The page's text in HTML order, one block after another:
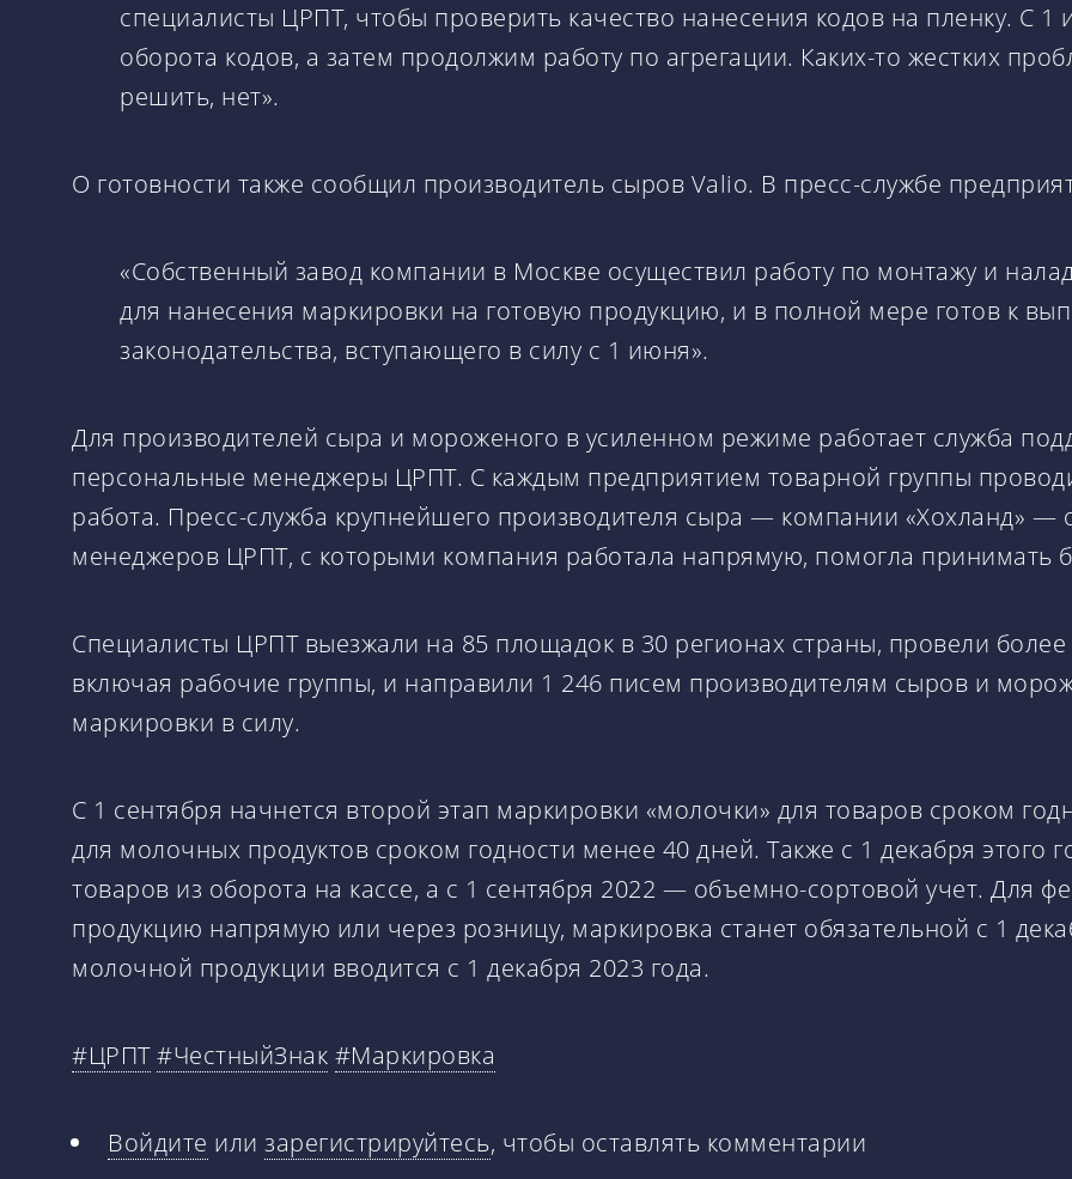
специалисты ЦРПТ, чтобы проверить качество нанесения кодов на пленку. С 1
оборота кодов, а затем продолжим работу по агрегации. Каких-то жестких
решить, нет».
О готовности также сообщил производитель сыров Valio. В пресс-службе
«Собственный завод компании в Москве осуществил работу по монтажу и
для нанесения маркировки на готовую продукцию, и в полной мере готов к
законодательства, вступающего в силу с 1 июня».
Для производителей сыра и мороженого в усиленном режиме работает служба
персональные менеджеры ЦРПТ. С каждым предприятием товарной группы
работа. Пресс-служба крупнейшего производителя сыра — компании «Хохланд» —
менеджеров ЦРПТ, с которыми компания работала напрямую, помогла принимать
Специалисты ЦРПТ выезжали на 85 площадок в 30 регионах страны, провели
включая рабочие группы, и направили 1 246 писем производителям сыров и
маркировки в силу.
С 1 сентября начнется второй этап маркировки «молочки» для товаров сроком
для молочных продуктов сроком годности менее 40 дней. Также с 1 декабря этого
товаров из оборота на кассе, а с 1 сентября 2022 — объемно-сортовой учет. Для
продукцию напрямую или через розницу, маркировка станет обязательной с 1
молочной продукции вводится с 1 декабря 2023 года.
#ЦРПТ #ЧестныйЗнак #Маркировка
Войдите или зарегистрируйтесь, чтобы оставлять комментарии